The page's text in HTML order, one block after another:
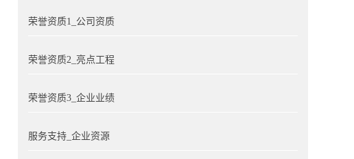
荣誉资质1_公司资质
荣誉资质2_亮点工程
荣誉资质3_企业业绩
服务支持_企业资源